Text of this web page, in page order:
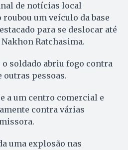
de notícias local
um veículo da base
para se deslocar até
Ratchasima.
o soldado abriu fogo contra
pessoas.
a um centro comercial e
contra várias
uma explosão nas